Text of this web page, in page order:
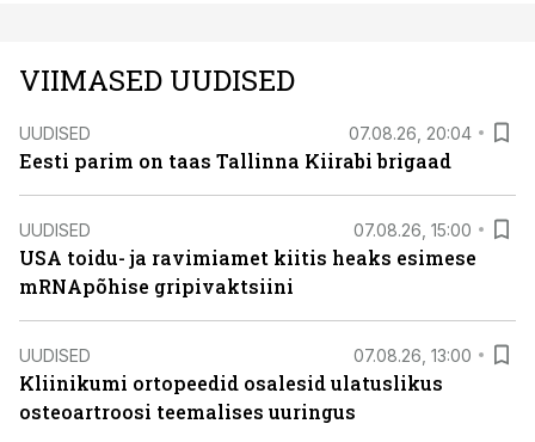
VIIMASED UUDISED
UUDISED 07.08.26, 20:04
Eesti parim on taas Tallinna Kiirabi brigaad
UUDISED 07.08.26, 15:00
USA toidu- ja ravimiamet kiitis heaks esimese
mRNApõhise gripivaktsiini
UUDISED 07.08.26, 13:00
Kliinikumi ortopeedid osalesid ulatuslikus
osteoartroosi teemalises uuringus